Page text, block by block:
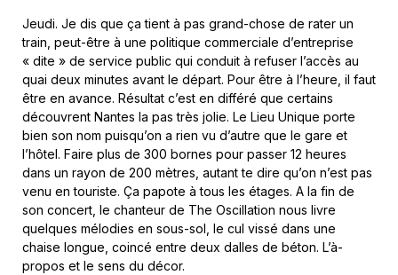
Jeudi. Je dis que ça tient à pas grand-chose de rater un
train, peut-être à une politique commerciale d’entreprise
« dite » de service public qui conduit à refuser l’accès au
quai deux minutes avant le départ. Pour être à l’heure, il faut
être en avance. Résultat c’est en différé que certains
découvrent Nantes la pas très jolie. Le Lieu Unique porte
bien son nom puisqu’on a rien vu d’autre que le gare et
l’hôtel. Faire plus de 300 bornes pour passer 12 heures
dans un rayon de 200 mètres, autant te dire qu’on n’est pas
venu en touriste. Ça papote à tous les étages. A la fin de
son concert, le chanteur de The Oscillation nous livre
quelques mélodies en sous-sol, le cul vissé dans une
chaise longue, coincé entre deux dalles de béton. L’à-
propos et le sens du décor.